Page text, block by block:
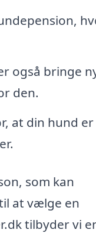
også bringe
den.
at din hund er
som kan
at vælge en
tilbyder vi